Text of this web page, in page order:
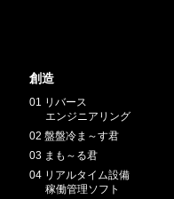
創造
01 リバース
エンジニアリング
02 盤盤冷ま～す君
03 まも～る君
04 リアルタイム設備
稼働管理ソフト